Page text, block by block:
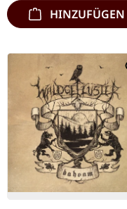
HINZUFÜGEN